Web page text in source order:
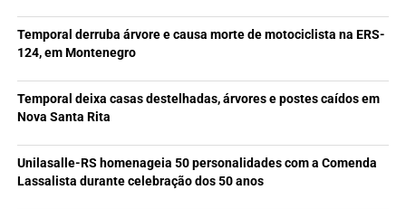
Temporal derruba árvore e causa morte de motociclista na ERS-
124, em Montenegro
Temporal deixa casas destelhadas, árvores e postes caídos em
Nova Santa Rita
Unilasalle-RS homenageia 50 personalidades com a Comenda
Lassalista durante celebração dos 50 anos